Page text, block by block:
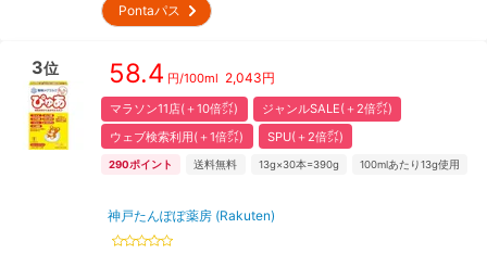
Pontaパス
3位 58.4 円/100ml 2,043円
マラソン11店(＋10倍㌽)
ジャンルSALE(＋2倍㌽)
ウェブ検索利用(＋1倍㌽)
SPU(＋2倍㌽)
290ポイント 送料無料 13g×30本=390g 100mlあたり13g使用
神戸たんぽぽ薬房 (Rakuten)